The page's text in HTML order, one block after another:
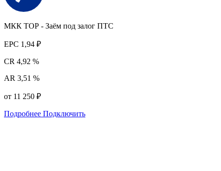
МКК ТОР - Заём под залог ПТС
EPC 1,94 ₽
CR 4,92 %
AR 3,51 %
от 11 250 ₽
Подробнее Подключить